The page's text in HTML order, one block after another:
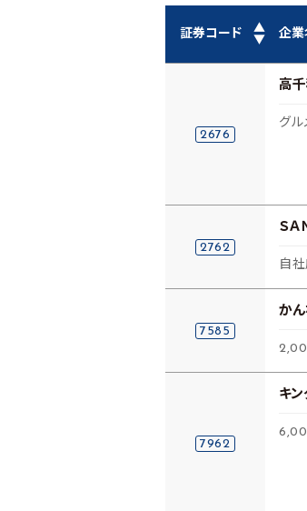
▲
証券コード ▼ 企業
2676
高
グル
2762
ＳＡ
自
7585
か
7962
キン